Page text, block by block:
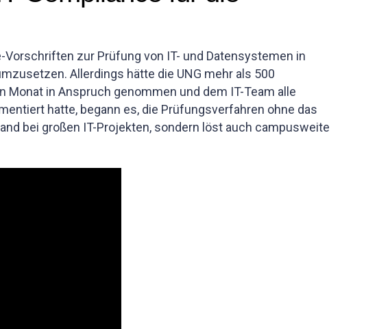
zur Prüfung von IT- und Datensystemen in
Allerdings hätte die UNG mehr als 500
in Anspruch genommen und dem IT-Team alle
hatte, begann es, die Prüfungsverfahren ohne das
bei großen IT-Projekten, sondern löst auch campusweite